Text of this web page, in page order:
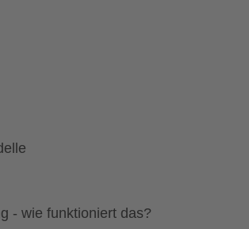
- wie funktioniert das?